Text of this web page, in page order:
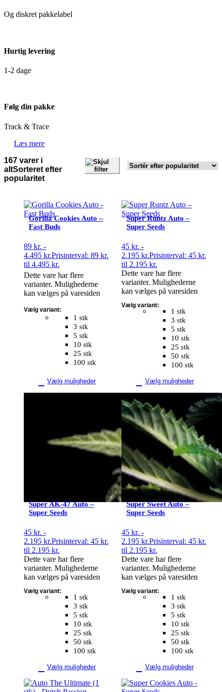
Og diskret pakkelabel
Hurtig levering
1-2 dage
Følg din pakke
Track & Trace
Læs mere
167 varer i
altSorteret efter
popularitet
Skjul
filter
Gorilla Cookies Auto –
Fast Buds
89 kr. -
4.495 kr.Prisinterval: 89 kr.
til 4.495 kr.
1 stk
3 stk
5 stk
10 stk
25 stk
100 stk
Vælg variant:
Vælg muligheder
Dette vare har flere
varianter. Mulighederne
kan vælges på varesiden
Super Runtz Auto –
Super Seeds
45kr. -
2.195kr.Prisinterval: 45 kr.
til 2.195 kr.
1 stk
3 stk
5 stk
10 stk
25 stk
50 stk
100 stk
Vælg variant:
Vælg muligheder
Dette vare har flere
varianter. Mulighederne
kan vælges på varesiden
Super AK-47 Auto –
Super Seeds
45 kr. -
2.195 kr.Prisinterval: 45 kr.
til 2.195 kr.
1 stk
3 stk
5 stk
10 stk
25 stk
50 stk
100 stk
Vælg variant:
Vælg muligheder
Dette vare har flere
varianter. Mulighederne
kan vælges på varesiden
Super Sweet Auto –
Super Seeds
45kr. -
2.195kr.Prisinterval: 45 kr.
til 2.195 kr.
1 stk
3 stk
5 stk
10 stk
25 stk
50 stk
100 stk
Vælg variant:
Vælg muligheder
Dette vare har flere
varianter. Mulighederne
kan vælges på varesiden